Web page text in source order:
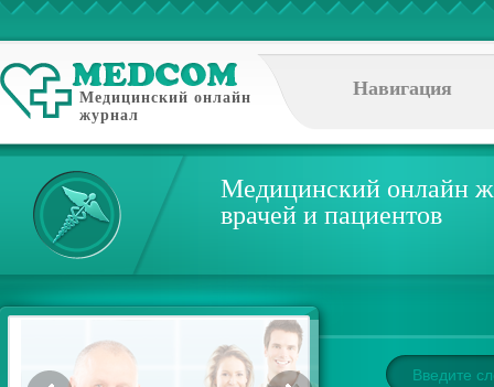
Медицинский онлайн
журнал
Навигация
Медицинский онлайн
врачей и пациентов